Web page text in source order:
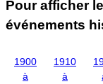
Pour afficher
événements
1900
à
1910
à